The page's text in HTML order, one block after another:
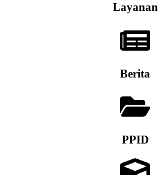
Layanan
Berita
PPID